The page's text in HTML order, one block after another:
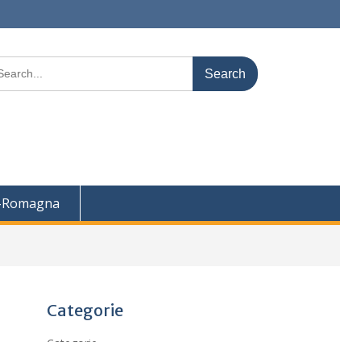
Categorie